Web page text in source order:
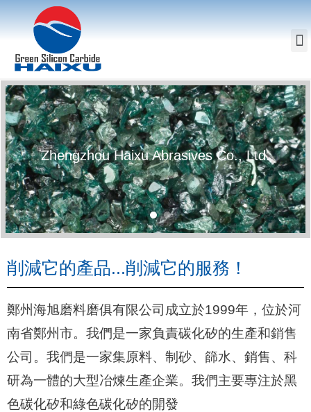
Zhengzhou Haixu Abrasives Co., Ltd.
削減它的產品...削減它的服務！
鄭州海旭磨料磨俱有限公司成立於1999年，位於河
南省鄭州市。 我們是一家負責碳化矽的生產和銷售
公司。 我們是一家集原料、制砂、篩水、銷售、科
研為一體的大型冶煉生產企業。 我們主要專注於黑
色碳化矽和綠色碳化矽的開發